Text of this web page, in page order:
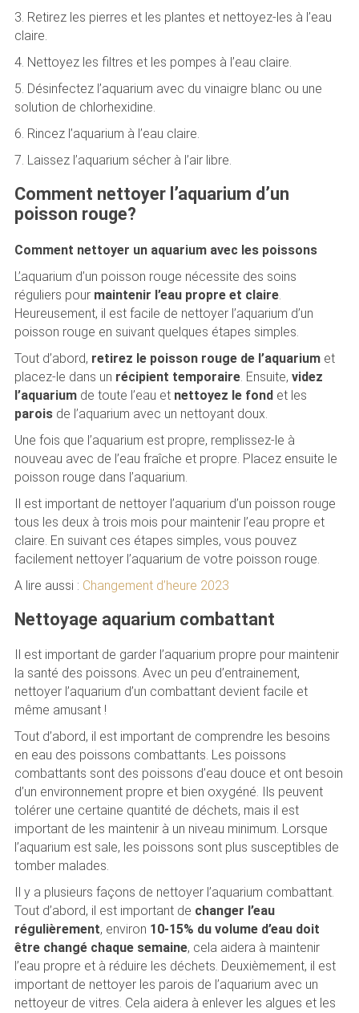
3. Retirez les pierres et les plantes et nettoyez-les à l’eau
claire.
4. Nettoyez les filtres et les pompes à l’eau claire.
5. Désinfectez l’aquarium avec du vinaigre blanc ou une
solution de chlorhexidine.
6. Rincez l’aquarium à l’eau claire.
7. Laissez l’aquarium sécher à l’air libre.
Comment nettoyer l’aquarium d’un
poisson rouge?
Comment nettoyer un aquarium avec les poissons
L’aquarium d’un poisson rouge nécessite des soins
réguliers pour maintenir l’eau propre et claire.
Heureusement, il est facile de nettoyer l’aquarium d’un
poisson rouge en suivant quelques étapes simples.
Tout d’abord, retirez le poisson rouge de l’aquariumet
placez-le dans un récipient temporaire. Ensuite, videz
l’aquariumde toute l’eau et nettoyez le fondet les
paroisde l’aquarium avec un nettoyant doux.
Une fois que l’aquarium est propre, remplissez-le à
nouveau avec de l’eau fraîche et propre. Placez ensuite le
poisson rouge dans l’aquarium.
Il est important de nettoyer l’aquarium d’un poisson rouge
tous les deux à trois mois pour maintenir l’eau propre et
claire. En suivant ces étapes simples, vous pouvez
facilement nettoyer l’aquarium de votre poisson rouge.
A lire aussi : Changement d’heure 2023
Nettoyage aquarium combattant
Il est important de garder l’aquarium propre pour maintenir
la santé des poissons. Avec un peu d’entrainement,
nettoyer l’aquarium d’un combattant devient facile et
même amusant !
Tout d’abord, il est important de comprendre les besoins
en eau des poissons combattants. Les poissons
combattants sont des poissons d’eau douce et ont besoin
d’un environnement propre et bien oxygéné. Ils peuvent
tolérer une certaine quantité de déchets, mais il est
important de les maintenir à un niveau minimum. Lorsque
l’aquarium est sale, les poissons sont plus susceptibles de
tomber malades.
Il y a plusieurs façons de nettoyer l’aquarium combattant.
Tout d’abord, il est important de changer l’eau
régulièrement, environ 10-15% du volume d’eau doit
être changé chaque semaine, cela aidera à maintenir
l’eau propre et à réduire les déchets. Deuxièmement, il est
important de nettoyer les parois de l’aquarium avec un
nettoyeur de vitres. Cela aidera à enlever les algues et les